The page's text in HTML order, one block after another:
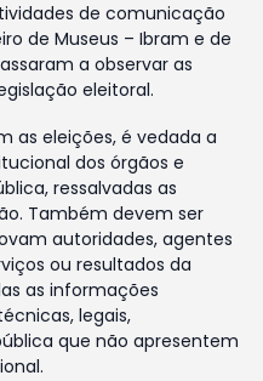
de comunicação
de Museus – Ibram e de
a observar as
eleitoral.
as eleições, é vedada a
dos órgãos e
ressalvadas as
Também devem ser
autoridades, agentes
ou resultados da
as informações
legais,
que não apresentem